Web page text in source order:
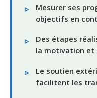
Mesurer ses
objectifs en
Des étapes
la motivation et
Le soutien
facilitent les